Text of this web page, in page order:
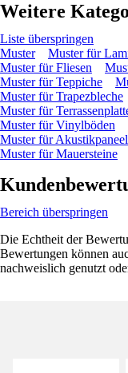
Weitere
Liste überspringen
Muster
Muster für
Muster für Fliesen
Muster für Teppiche
Muster für Trapezbleche
Muster für
Muster für Vinylböden
Muster für
Muster für Mauersteine
Bereich überspringen
Die Echtheit der
Bewertungen können
nachweislich genutzt